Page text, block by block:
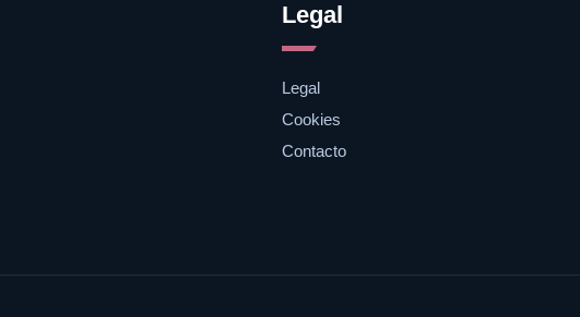
Legal
Legal
Cookies
Contacto